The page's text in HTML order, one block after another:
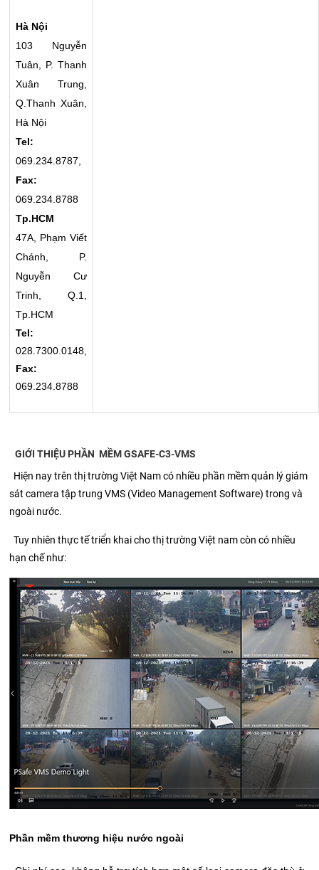
Hà Nội
103 Nguyễn
Tuân, P. Thanh
Xuân Trung,
Q.Thanh Xuân,
Hà Nội
Tel:
069.234.8787,
Fax:
069.234.8788
Tp.HCM
47A, Phạm Viết
Chánh, P.
Nguyễn Cư
Trinh, Q.1,
Tp.HCM
Tel:
028.7300.0148,
Fax:
069.234.8788
GIỚI THIỆU PHẦN MỀM GSAFE-C3-VMS
Hiện nay trên thị trường Việt Nam có nhiều phần mềm quản lý giám
sát camera tập trung VMS (Video Management Software) trong và
ngoài nước.
Tuy nhiên thực tế triển khai cho thị trường Việt nam còn có nhiều
hạn chế như:
Phần mềm thương hiệu nước ngoài